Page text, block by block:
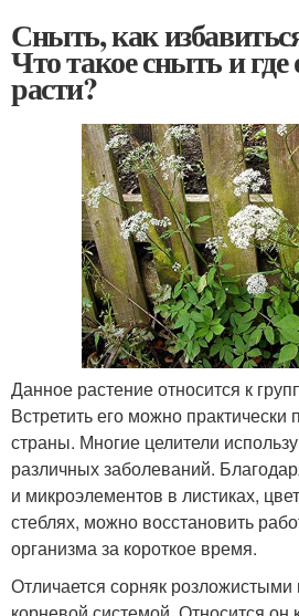
Сныть, как
Что такое сныть и
расти?
Данное растение относится к
Встретить его можно практически
страны. Многие целители
различных заболеваний.
и микроэлементов в листиках,
стеблях, можно восстановить
организма за короткое время.
Отличается сорняк розложистыми